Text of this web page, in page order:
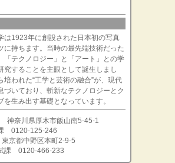
は1923年に創設された日本初の写真
に持ちます。当時の最先端技術だった
「テクノロジー」と「アート」との学
究することを主眼として誕生しまし
培われた“工学と芸術の融合”が、現代
づいており、斬新なテクノロジーとク
を生み出す基礎となっています。
神奈川県厚木市飯山南5-45-1
0120-125-246
京都中野区本町2-9-5
課 0120-466-233